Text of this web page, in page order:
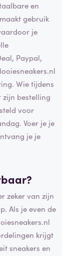
en
gebruik
je
Paypal,
Wie tijdens
zijn bestelling
voor
Voer je je
je je
zeker van zijn
Als je even de
krijgt
sneakers en